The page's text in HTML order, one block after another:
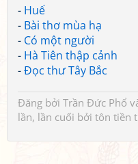
- Huế
- Bài thơ mùa hạ
- Có một người
- Hà Tiên thập cảnh
-Đọc thư Tây Bắc
Đăng bởi Trần Đức Phổ
lần, lần cuối bởi tôn tiền